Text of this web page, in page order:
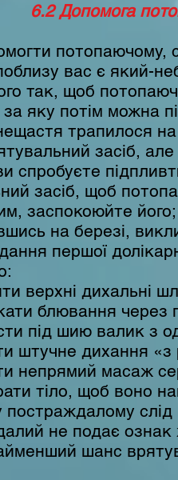
6.2 Допомога
потопаючому,
вас є який-
так, щоб
за яку потім можна
трапилося на
засіб,
спробуєте
засіб, щоб
заспокоюйте його;
на березі,
першої
верхні дихальні
блювання через
під шию валик з
штучне дихання «з
непрямий масаж
тіло, щоб воно
постраждалому
не подає
шанс